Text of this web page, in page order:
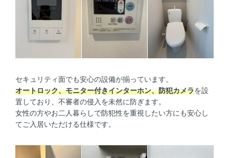
セキュリティ面でも安心の設備が揃っています。
オートロック、モニター付きインターホン、防犯カメラを設
置しており、不審者の侵入を未然に防ぎます。
女性の方やお二人暮らしで防犯性を重視したい方にも安心し
てご入居いただける仕様です。